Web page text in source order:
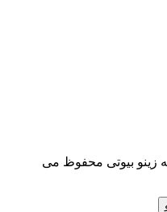
زینو بیوتی محفوظ می